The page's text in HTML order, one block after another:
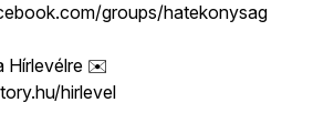
groups/hatekonysag
Hírlevélre ✉️
hirlevel